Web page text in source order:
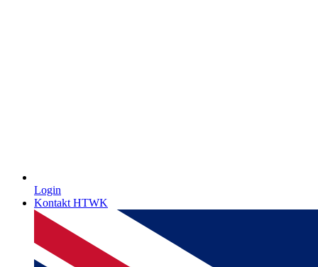
Login
Kontakt HTWK